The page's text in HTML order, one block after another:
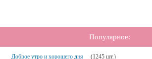
Популярное:
Доброе утро и хорошего дня (1245 шт.)